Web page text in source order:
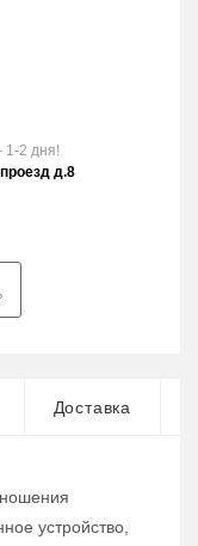
1-2 дня!
д.8
Доставка
устройство,